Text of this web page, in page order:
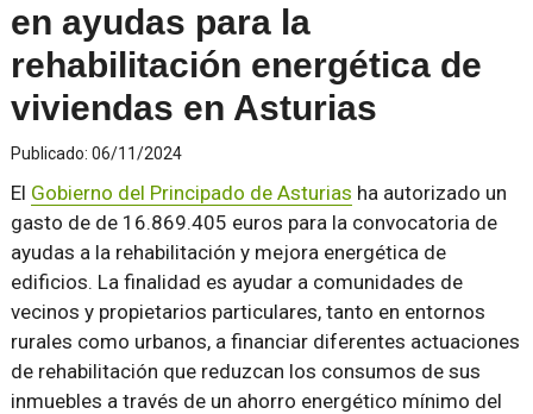
en ayudas para la
rehabilitación energética de
viviendas en Asturias
Publicado: 06/11/2024
El Gobierno del Principado de Asturias ha autorizado un
gasto de de 16.869.405 euros para la convocatoria de
ayudas a la rehabilitación y mejora energética de
edificios. La finalidad es ayudar a comunidades de
vecinos y propietarios particulares, tanto en entornos
rurales como urbanos, a financiar diferentes actuaciones
de rehabilitación que reduzcan los consumos de sus
inmuebles a través de un ahorro energético mínimo del